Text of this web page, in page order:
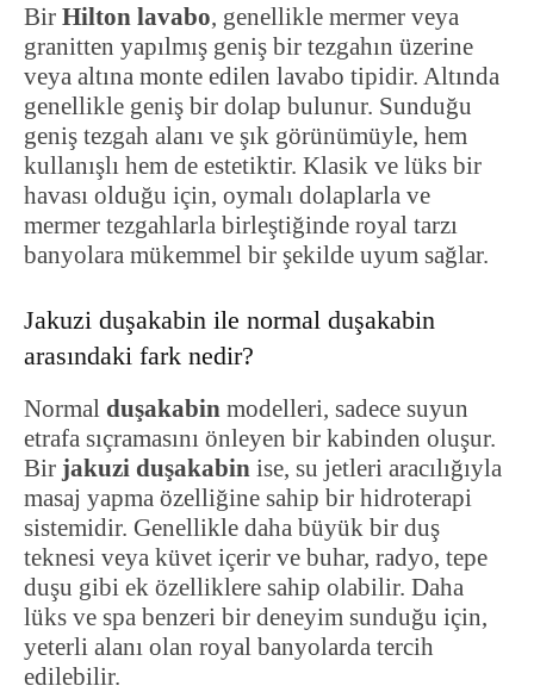
Bir Hilton lavabo, genellikle mermer veya
granitten yapılmış geniş bir tezgahın üzerine
veya altına monte edilen lavabo tipidir. Altında
genellikle geniş bir dolap bulunur. Sunduğu
geniş tezgah alanı ve şık görünümüyle, hem
kullanışlı hem de estetiktir. Klasik ve lüks bir
havası olduğu için, oymalı dolaplarla ve
mermer tezgahlarla birleştiğinde royal tarzı
banyolara mükemmel bir şekilde uyum sağlar.
Jakuzi duşakabin ile normal duşakabin
arasındaki fark nedir?
Normal duşakabin modelleri, sadece suyun
etrafa sıçramasını önleyen bir kabinden oluşur.
Bir jakuzi duşakabin ise, su jetleri aracılığıyla
masaj yapma özelliğine sahip bir hidroterapi
sistemidir. Genellikle daha büyük bir duş
teknesi veya küvet içerir ve buhar, radyo, tepe
duşu gibi ek özelliklere sahip olabilir. Daha
lüks ve spa benzeri bir deneyim sunduğu için,
yeterli alanı olan royal banyolarda tercih
edilebilir.